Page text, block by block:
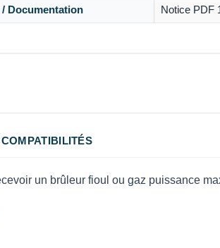
Documentation Notice PDF
un brûleur fioul ou gaz puissance